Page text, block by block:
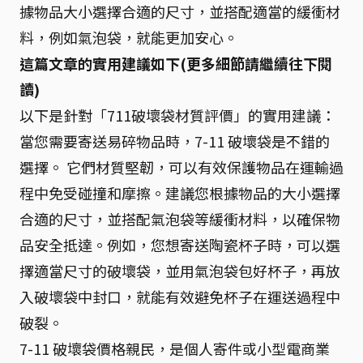
據物品大小選擇合適的尺寸，並搭配適當的緩衝材
料，例如氣泡袋，就能更加安心。
這篇文章的實用建議如下(更多細節請繼續往下閱
讀)
以下是針對「711破壞袋材質評價」的實用建議：
當您需要寄送易碎物品時，7-11 破壞袋是不錯的
選擇。 它們材質堅韌，可以有效保護物品在運輸過
程中免受碰撞和摩擦。建議您根據物品的大小選擇
合適的尺寸，並搭配氣泡袋等緩衝材料，以確保物
品安全抵達。例如，您想寄送陶瓷杯子時，可以選
擇適當尺寸的破壞袋，並用氣泡袋包好杯子，再放
入破壞袋中封口，就能有效避免杯子在運送過程中
破裂。
7-11 破壞袋價格親民，是個人寄件或小型電商業